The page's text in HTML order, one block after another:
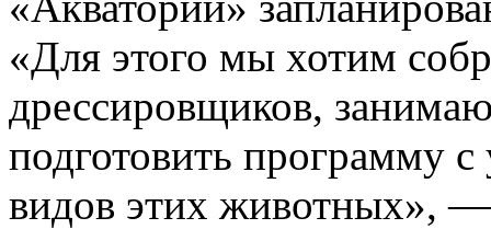
«Для этого мы хотим
дрессировщиков,
подготовить программу
видов этих животных»,